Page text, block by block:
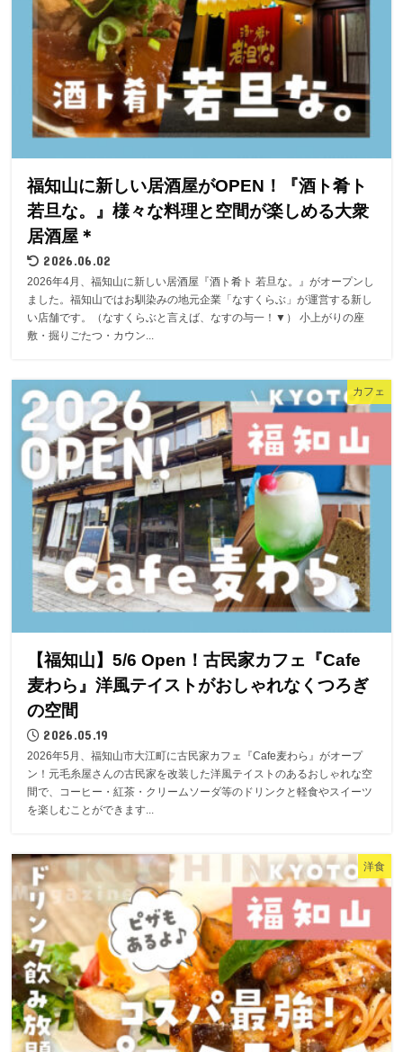
福知山に新しい居酒屋がOPEN！『酒ト肴ト
若旦な。』様々な料理と空間が楽しめる大衆
居酒屋＊
2026.06.02
2026年4月、福知山に新しい居酒屋『酒ト肴ト 若旦な。』がオープンし
ました。福知山ではお馴染みの地元企業「なすくらぶ」が運営する新し
い店舗です。（なすくらぶと言えば、なすの与一！▼） 小上がりの座
敷・掘りごたつ・カウン...
カフェ
【福知山】5/6 Open！古民家カフェ『Cafe
麦わら』洋風テイストがおしゃれなくつろぎ
の空間
2026.05.19
2026年5月、福知山市大江町に古民家カフェ『Cafe麦わら』がオープ
ン！元毛糸屋さんの古民家を改装した洋風テイストのあるおしゃれな空
間で、コーヒー・紅茶・クリームソーダ等のドリンクと軽食やスイーツ
を楽しむことができます...
洋食